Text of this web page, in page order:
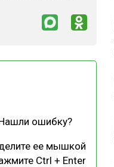
ошибку?
ее мышкой
Ctrl + Enter